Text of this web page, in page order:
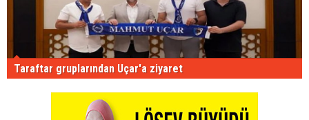
Taraftar gruplarından Uçar'a ziyaret